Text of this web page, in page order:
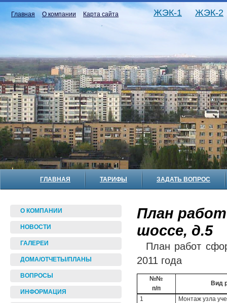
Главная О компании Карта сайта ЖЭК-1 ЖЭК-2
ГЛАВНАЯ ТАРИФЫ ЗАДАТЬ ВОПРОС
О КОМПАНИИ
НОВОСТИ
ГАЛЕРЕИ
ДОМА/ОТЧЕТЫ/ПЛАНЫ
ВОПРОСЫ
ИНФОРМАЦИЯ
План работ
шоссе, д.5
План работ
2011 года
№№
п/п
Вид
1
Монтаж узла